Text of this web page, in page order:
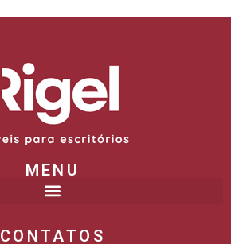
MENU
CONTATOS